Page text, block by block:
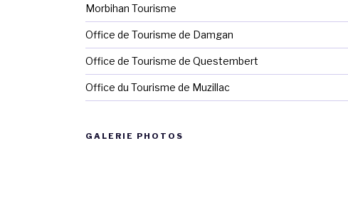
Morbihan Tourisme
Office de Tourisme de Damgan
Office de Tourisme de Questembert
Office du Tourisme de Muzillac
GALERIE PHOTOS